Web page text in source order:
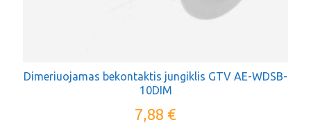
Dimeriuojamas bekontaktis jungiklis GTV AE-WDSB-
10DIM
7,88 €